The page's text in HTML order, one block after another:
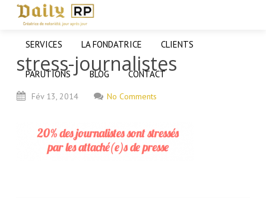
SERVICES LA FONDATRICE CLIENTS
PARUTIONS BLOG CONTACT
stress-journalistes
Fév 13, 2014 No Comments